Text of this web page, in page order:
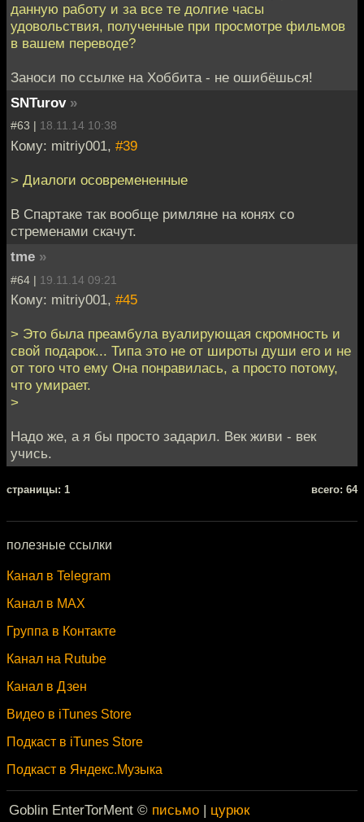
данную работу и за все те долгие часы
удовольствия, полученные при просмотре фильмов
в вашем переводе?
Заноси по ссылке на Хоббита - не ошибёшься!
SNTurov »
#63 | 18.11.14 10:38
Кому: mitriy001, #39
> Диалоги осовремененные
В Спартаке так вообще римляне на конях со
стременами скачут.
tme »
#64 | 19.11.14 09:21
Кому: mitriy001, #45
> Это была преамбула вуалирующая скромность и
свой подарок... Типа это не от широты души его и не
от того что ему Она понравилась, а просто потому,
что умирает.
>
Надо же, а я бы просто задарил. Век живи - век
учись.
cтраницы: 1 всего: 64
полезные ссылки
Канал в Telegram
Канал в MAX
Группа в Контакте
Канал на Rutube
Канал в Дзен
Видео в iTunes Store
Подкаст в iTunes Store
Подкаст в Яндекс.Музыка
Goblin EnterTorMent © письмо | цурюк